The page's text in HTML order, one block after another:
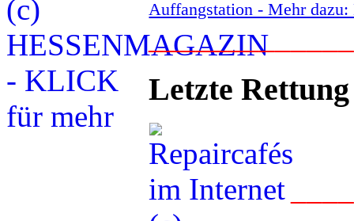
Auffangstation - Mehr
Letzte